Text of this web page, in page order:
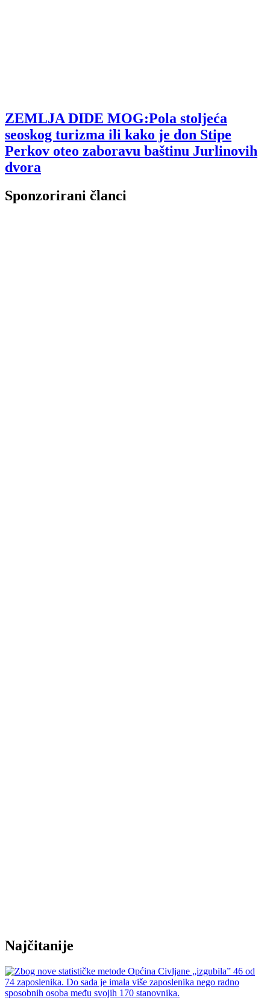
ZEMLJA DIDE MOG:Pola stoljeća
seoskog turizma ili kako je don Stipe
Perkov oteo zaboravu baštinu Jurlinovih
dvora
Sponzorirani članci
Najčitanije